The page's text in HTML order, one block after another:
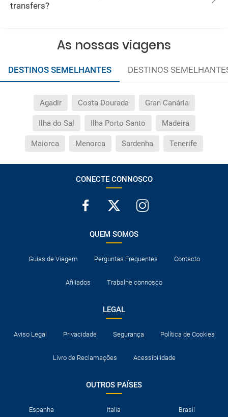
transfers?
As nossas viagens
DESTINOS SEMELHANTES DESTINOS
Agadir Costa Dourada Gran Canária
Ilha do Sal Ilha Porto Santo Madeira
Maiorca Menorca Sardenha Tenerife
CONECTE CONNOSCO
QUEM SOMOS
Guias de Viagem Perguntas Frequentes Contacto
Afiliados Trabalhe connosco
LEGAL
Aviso Legal Privacidade Segurança Política de Cookies
Livro de Reclamações Acessibilidade
OUTROS PAÍSES
Espanha Italia Brasil